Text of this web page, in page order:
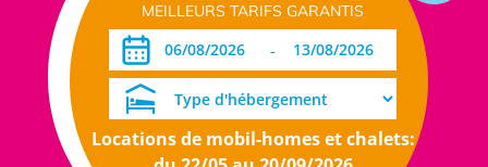
MEILLEURS TARIFS GARANTIS
-
Locations de mobil-homes et chalets: